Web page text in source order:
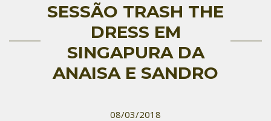
SESSÃO TRASH THE
DRESS EM
SINGAPURA DA
ANAISA E SANDRO
08/03/2018